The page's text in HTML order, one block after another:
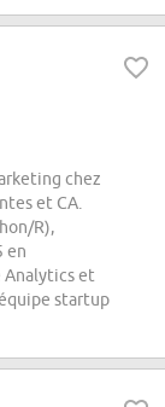
chez
et CA.
R),
en
Analytics et
startup